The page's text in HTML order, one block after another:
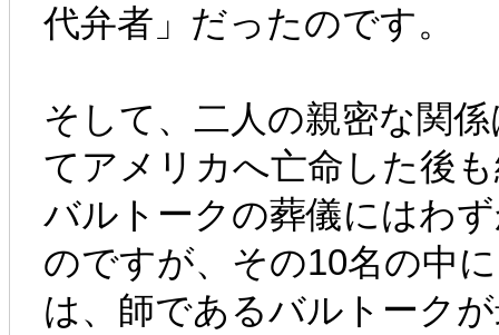
代弁者」だったのです。
そして、二人の親密な関
てアメリカへ亡命した後
バルトークの葬儀にはわ
のですが、その10名の中
は、師であるバルトーク